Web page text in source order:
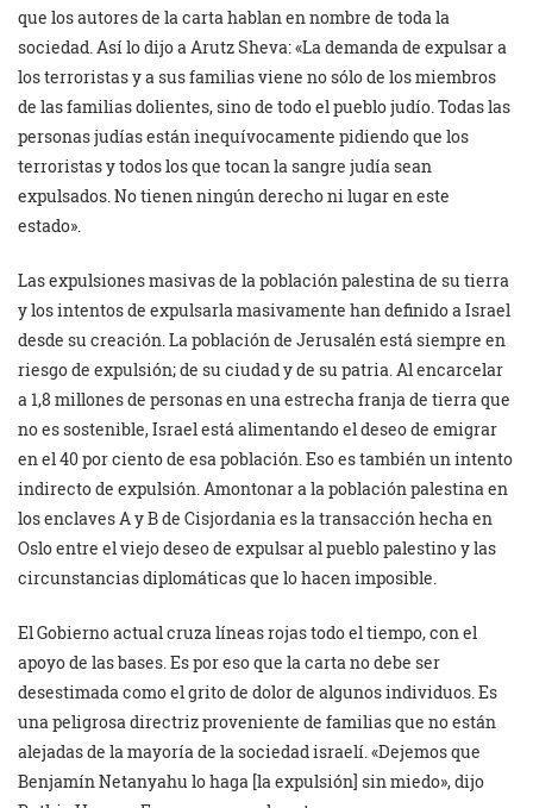
que los autores de la carta hablan en nombre de toda la
sociedad. Así lo dijo a Arutz Sheva: «La demanda de expulsar a
los terroristas y a sus familias viene no sólo de los miembros
de las familias dolientes, sino de todo el pueblo judío. Todas las
personas judías están inequívocamente pidiendo que los
terroristas y todos los que tocan la sangre judía sean
expulsados. No tienen ningún derecho ni lugar en este
estado».
Las expulsiones masivas de la población palestina de su tierra
y los intentos de expulsarla masivamente han definido a Israel
desde su creación. La población de Jerusalén está siempre en
riesgo de expulsión; de su ciudad y de su patria. Al encarcelar
a 1,8 millones de personas en una estrecha franja de tierra que
no es sostenible, Israel está alimentando el deseo de emigrar
en el 40 por ciento de esa población. Eso es también un intento
indirecto de expulsión. Amontonar a la población palestina en
los enclaves A y B de Cisjordania es la transacción hecha en
Oslo entre el viejo deseo de expulsar al pueblo palestino y las
circunstancias diplomáticas que lo hacen imposible.
El Gobierno actual cruza líneas rojas todo el tiempo, con el
apoyo de las bases. Es por eso que la carta no debe ser
desestimada como el grito de dolor de algunos individuos. Es
una peligrosa directriz proveniente de familias que no están
alejadas de la mayoría de la sociedad israelí. «Dejemos que
Benjamín Netanyahu lo haga [la expulsión] sin miedo», dijo